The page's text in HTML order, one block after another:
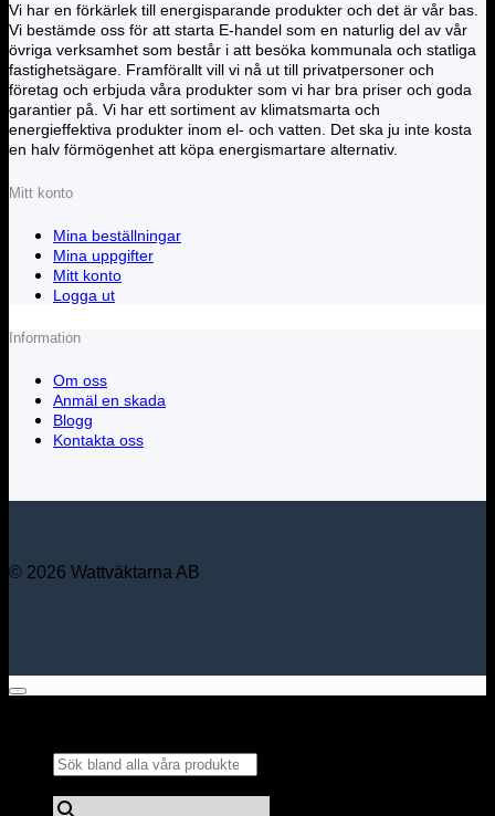
Vi har en förkärlek till energisparande produkter och det är vår bas.
Vi bestämde oss för att starta E-handel som en naturlig del av vår
övriga verksamhet som består i att besöka kommunala och statliga
fastighetsägare. Framförallt vill vi nå ut till privatpersoner och
företag och erbjuda våra produkter som vi har bra priser och goda
garantier på. Vi har ett sortiment av klimatsmarta och
energieffektiva produkter inom el- och vatten. Det ska ju inte kosta
en halv förmögenhet att köpa energismartare alternativ.
Mitt konto
Mina beställningar
Mina uppgifter
Mitt konto
Logga ut
Information
Om oss
Anmäl en skada
Blogg
Kontakta oss
© 2026 Wattväktarna AB